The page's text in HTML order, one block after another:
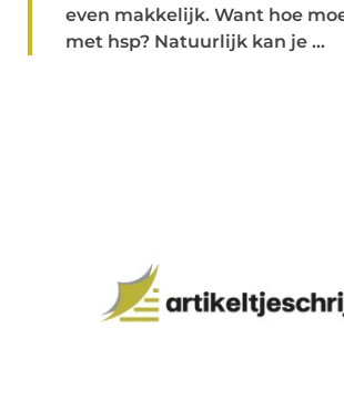
even makkelijk. Want hoe
met hsp? Natuurlijk kan je ...